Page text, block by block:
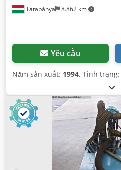
Tatabánya 8.862 km
Yêu cầu
Năm sản xuất: 1994, Tình trạng: